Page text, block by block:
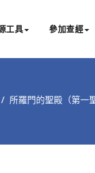
工具 參加查經
/ 所羅門的聖殿（第一